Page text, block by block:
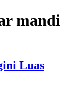
mandi
Luas